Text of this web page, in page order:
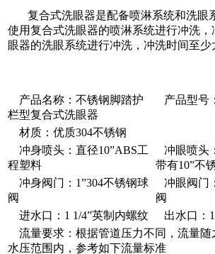
复合式洗眼器是配备喷淋系统和洗眼
使用复合式洗眼器的喷淋系统进行冲洗
眼器的洗眼系统进行冲洗，冲洗时间至少
产品名称：不锈钢脚踏护
栏型复合式洗眼器
产品型号：
材质：优质304不锈钢
冲身喷头：直径10”ABS工
程塑料
冲眼喷头
带有10”不
冲身阀门：1”304不锈钢球
阀
冲眼阀门
阀
进水口：1 1/4”英制内螺纹
出水口：
流量要求：根据管道压力不同，流量随
水压范围内，参考如下流量标准